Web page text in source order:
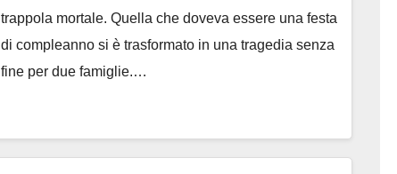
trappola mortale. Quella che doveva essere una festa
di compleanno si è trasformato in una tragedia senza
fine per due famiglie.…